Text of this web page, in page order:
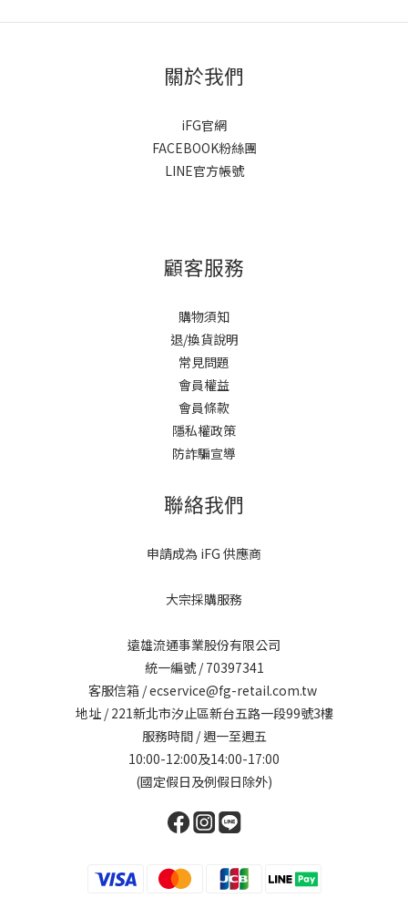
關於我們
iFG官網
FACEBOOK粉絲團
LINE官方帳號
顧客服務
購物須知
退/換貨說明
常見問題
會員權益
會員條款
隱私權政策
防詐騙宣導
聯絡我們
申請成為 iFG 供應商
大宗採購服務
遠雄流通事業股份有限公司
統一編號 / 70397341
客服信箱 / ecservice@fg-retail.com.tw
地址 / 221新北市汐止區新台五路一段99號3樓
服務時間 / 週一至週五
10:00-12:00及14:00-17:00
(國定假日及例假日除外)